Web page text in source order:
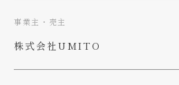
事業主・売主
株式会社UMITO